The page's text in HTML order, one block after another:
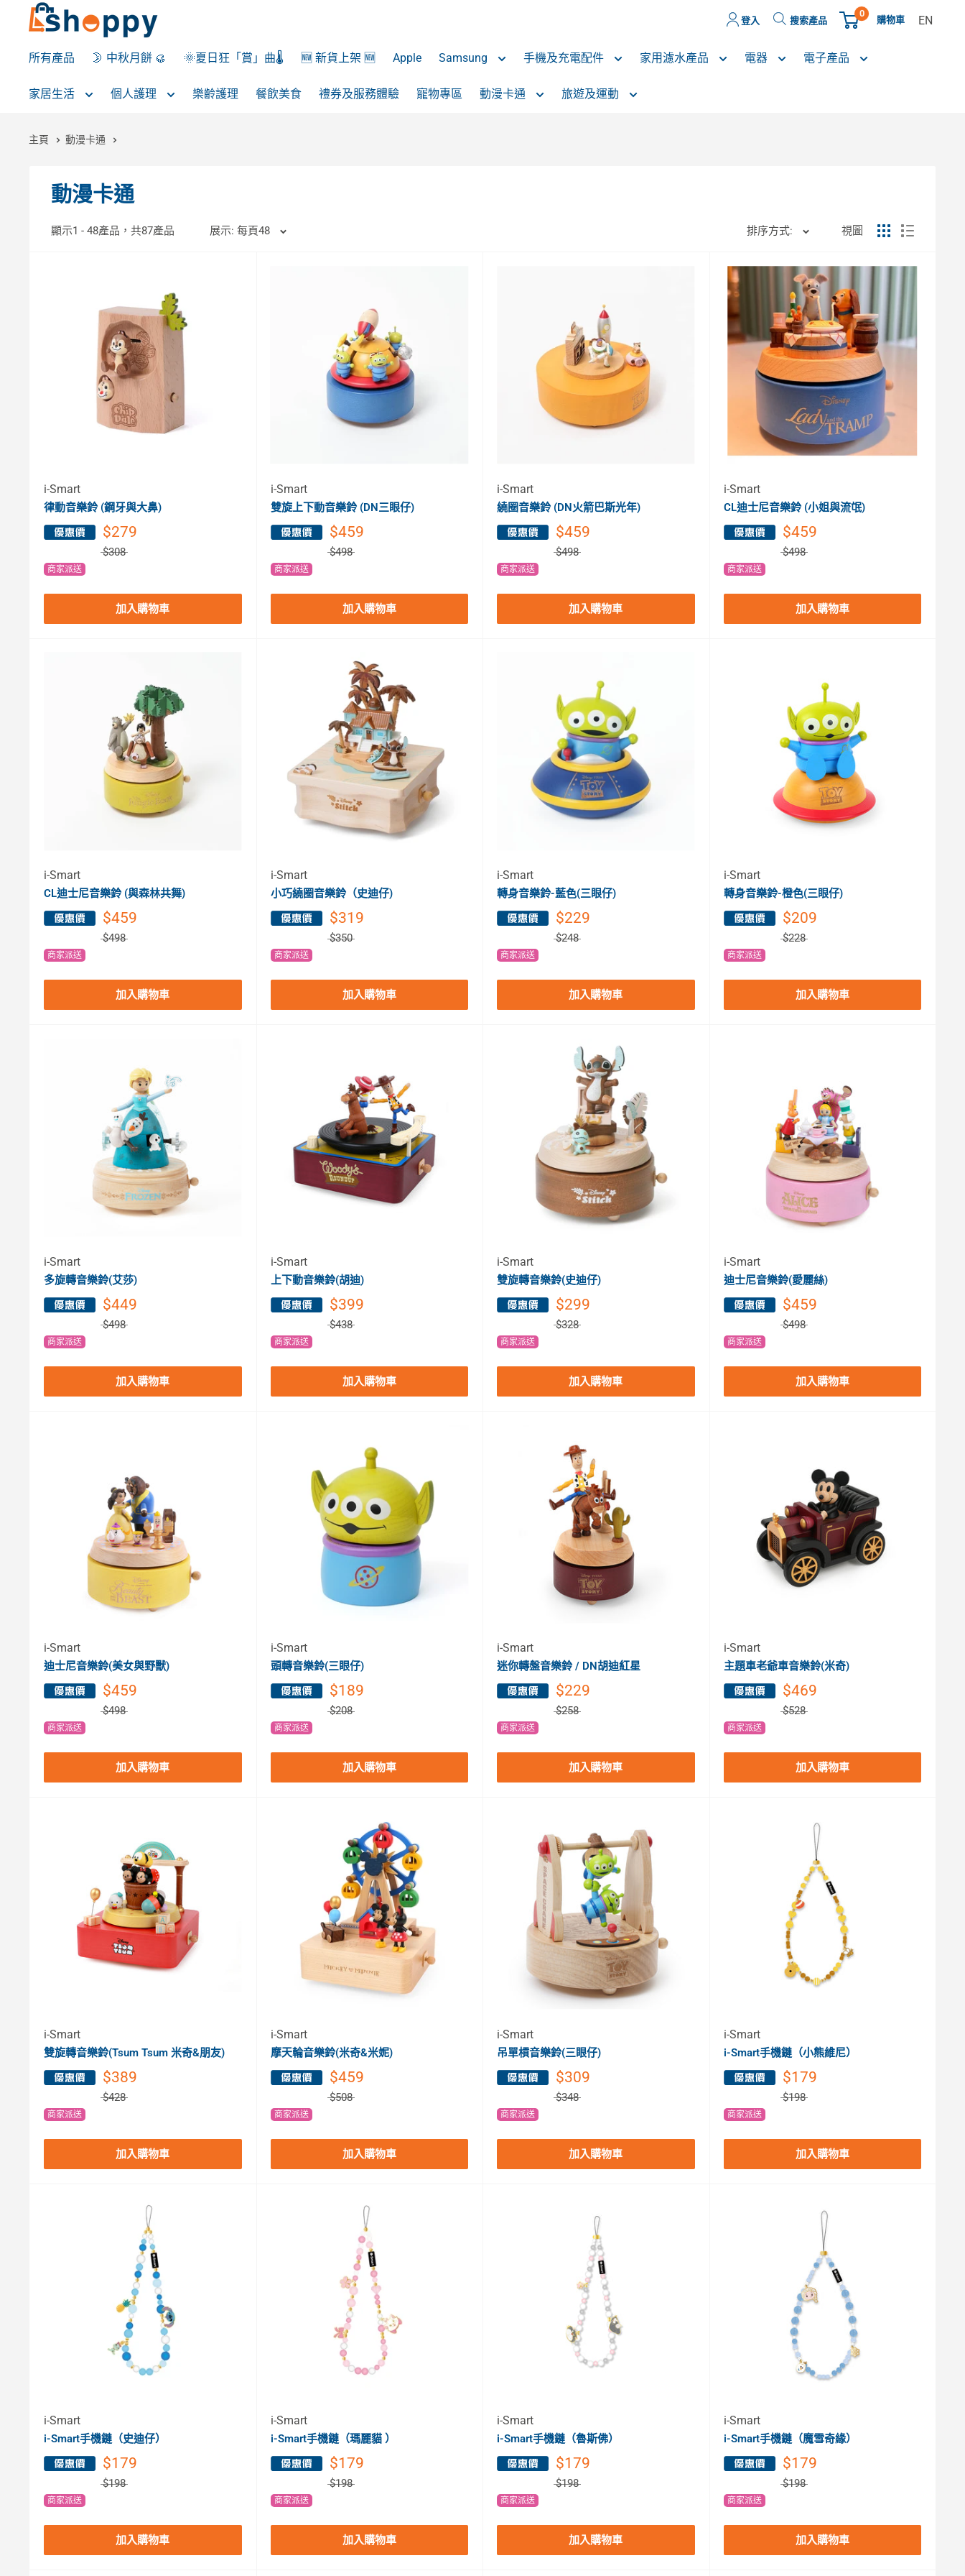
登入 搜索產品
0
購物車 EN
所有產品 🌛 中秋月餅 🥮 🌞夏日狂「賞」曲🌡️ 🆕 新貨上架 🆕 Apple Samsung 手機及充電配件 家用濾水產品 電器 電子產品
家居生活 個人護理 樂齡護理 餐飲美食 禮券及服務體驗 寵物專區 動漫卡通 旅遊及運動
主頁 動漫卡通
動漫卡通
顯示1 - 48產品，共87產品 展示: 每頁48 排序方式: 視圖
i-Smart
律動音樂鈴 (鋼牙與大鼻)
$279
$308
商家派送
加入購物車
i-Smart
雙旋上下動音樂鈴 (DN三眼仔)
$459
$498
商家派送
加入購物車
i-Smart
繞圈音樂鈴 (DN火箭巴斯光年)
$459
$498
商家派送
加入購物車
i-Smart
CL迪士尼音樂鈴 (小姐與流氓)
$459
$498
商家派送
加入購物車
i-Smart
CL迪士尼音樂鈴 (與森林共舞)
$459
$498
商家派送
加入購物車
i-Smart
小巧繞圈音樂鈴（史迪仔)
$319
$350
商家派送
加入購物車
i-Smart
轉身音樂鈴-藍色(三眼仔)
$229
$248
商家派送
加入購物車
i-Smart
轉身音樂鈴-橙色(三眼仔)
$209
$228
商家派送
加入購物車
i-Smart
多旋轉音樂鈴(艾莎)
$449
$498
商家派送
加入購物車
i-Smart
上下動音樂鈴(胡迪)
$399
$438
商家派送
加入購物車
i-Smart
雙旋轉音樂鈴(史迪仔)
$299
$328
商家派送
加入購物車
i-Smart
迪士尼音樂鈴(愛麗絲)
$459
$498
商家派送
加入購物車
i-Smart
迪士尼音樂鈴(美女與野獸)
$459
$498
商家派送
加入購物車
i-Smart
頭轉音樂鈴(三眼仔)
$189
$208
商家派送
加入購物車
i-Smart
迷你轉盤音樂鈴 / DN胡迪紅星
$229
$258
商家派送
加入購物車
i-Smart
主題車老爺車音樂鈴(米奇)
$469
$528
商家派送
加入購物車
i-Smart
雙旋轉音樂鈴(Tsum Tsum 米奇&朋友)
$389
$428
商家派送
加入購物車
i-Smart
摩天輪音樂鈴(米奇&米妮)
$459
$508
商家派送
加入購物車
i-Smart
吊單槓音樂鈴(三眼仔)
$309
$348
商家派送
加入購物車
i-Smart
i-Smart手機鏈（小熊維尼）
$179
$198
商家派送
加入購物車
i-Smart
i-Smart手機鏈（史迪仔）
$179
$198
商家派送
加入購物車
i-Smart
i-Smart手機鏈（瑪麗貓 ）
$179
$198
商家派送
加入購物車
i-Smart
i-Smart手機鏈（魯斯佛）
$179
$198
商家派送
加入購物車
i-Smart
i-Smart手機鏈（魔雪奇緣）
$179
$198
商家派送
加入購物車